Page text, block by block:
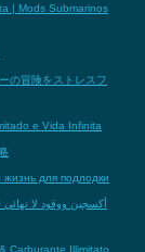
| Mods Submarinos
の冒険をストレスフ
e Vida Infinita
для подлодки
Carburante Illimitato